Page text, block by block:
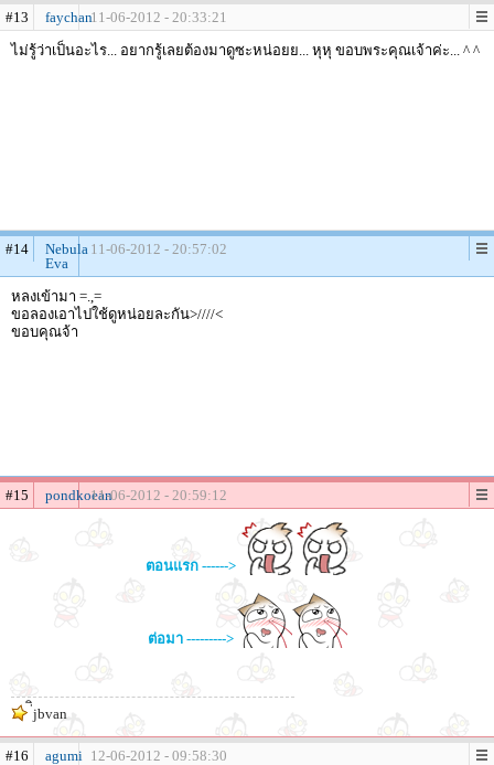
#13 faychan11-06-2012 - 20:33:21
ไม่รู้ว่าเป็นอะไร... อยากรู้เลยต้องมาดูซะหน่อยย... หุหุ ขอบพระคุณเจ้าค่ะ... ^ ^
#14
Nebula
Eva
11-06-2012 - 20:57:02
หลงเข้ามา =.,=
ขอลองเอาไปใช้ดูหน่อยละกัน>////<
ขอบคุณจ้า
#15 pondkoean11-06-2012 - 20:59:12
ตอนแรก ------>
ต่อมา --------->
่ิjbvan
#16 agumi 12-06-2012 - 09:58:30